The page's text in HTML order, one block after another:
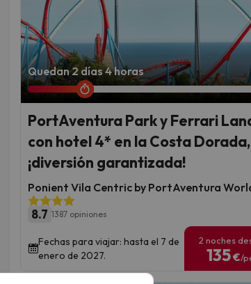
Quedan 2 días 4 horas
PortAventura Park y Ferrari
con hotel 4* en la Costa Dorada,
¡diversión garantizada!
Ponient Vila Centric by PortAventura
8.7 1387 opiniones
Fechas para viajar: hasta el 7 de
enero de 2027.
2 noches
135€/